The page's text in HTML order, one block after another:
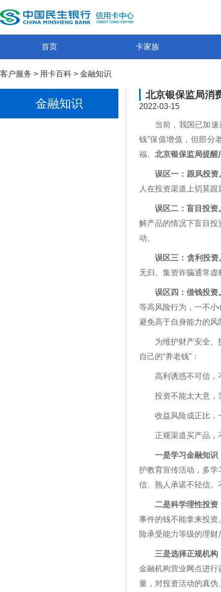
首页 卡家族
客户服务 > 用卡百科 > 金融知识
金融知识
北京银保监局消
2022-03-15
当前，我国已加
钱”保值增值，但部分
福。 北京银保监局提醒
误区一：跟风投资
人在投资渠道上切莫
误区二：盲目投资
解产品的情况下盲目
动。
误区三：贪利投资
无归。集资诈骗通常
误区四：借钱投资
等高风险行为，一不
避免高于自身能力的风
为维护财产安全、
自己的“养老钱”：
高利诱惑不可信，
投资不能太大意，
收益风险成正比，
正规渠道买产品
一是学习金融知识
护教育宣传活动，多
信、熟人承诺不轻信。
二是科学理性投资
事件的钱不能拿来投
险承受能力等级的理
三是选择正规机
金融机构营业网点进
量，对投资活动的真